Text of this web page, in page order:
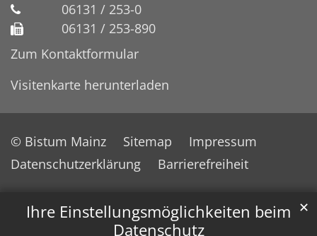
Ihre Einstellungsmöglichkeiten beim
Datenschutz
✕
06131 / 253-0
06131 / 253-890
Zum Kontaktformular
Visitenkarte herunterladen
© Bistum Mainz Sitemap
Impressum
Datenschutzerklärung
Barrierefreiheit